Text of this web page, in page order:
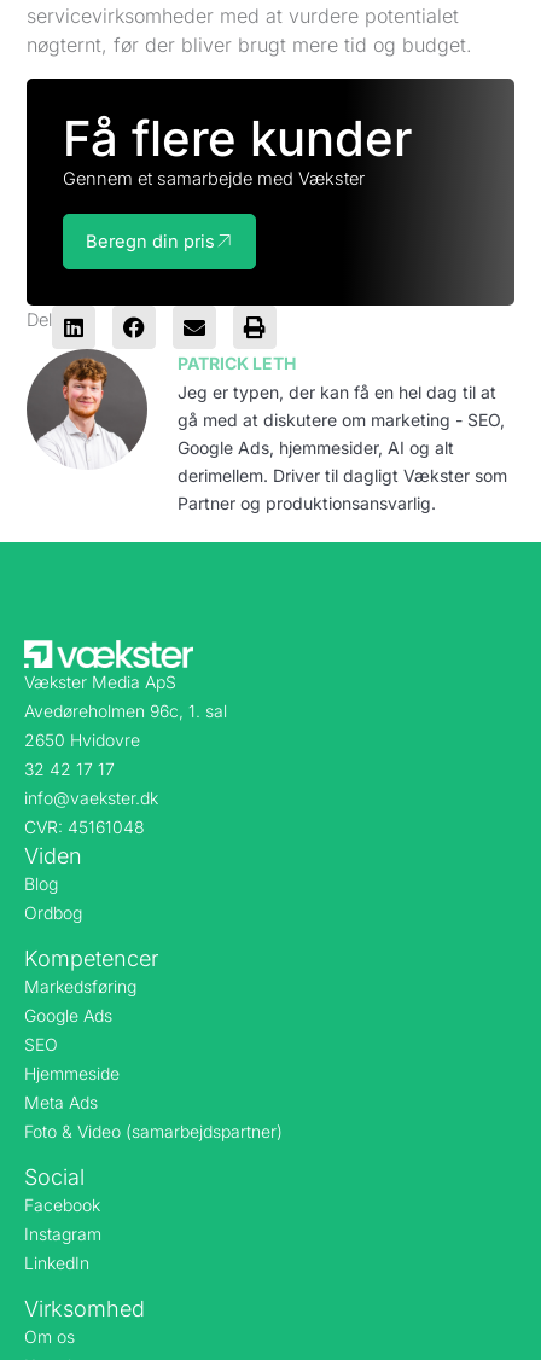
servicevirksomheder med at vurdere potentialet
nøgternt, før der bliver brugt mere tid og budget.
Få flere kunder
Gennem et samarbejde med Vækster
Beregn din pris
Del
PATRICK LETH
Jeg er typen, der kan få en hel dag til at
gå med at diskutere om marketing - SEO,
Google Ads, hjemmesider, AI og alt
derimellem. Driver til dagligt Vækster som
Partner og produktionsansvarlig.
Vækster Media ApS
Avedøreholmen 96c, 1. sal
2650 Hvidovre
32 42 17 17
info@vaekster.dk
CVR: 45161048
Viden
Blog
Ordbog
Kompetencer
Markedsføring
Google Ads
SEO
Hjemmeside
Meta Ads
Foto & Video (samarbejdspartner)
Social
Facebook
Instagram
LinkedIn
Virksomhed
Om os